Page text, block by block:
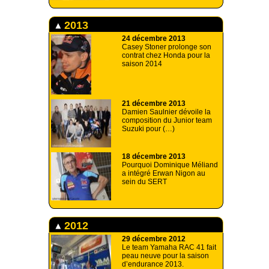
2013
24 décembre 2013
Casey Stoner prolonge son
contrat chez Honda pour la
saison 2014
21 décembre 2013
Damien Saulnier dévoile la
composition du Junior team
Suzuki pour (…)
18 décembre 2013
Pourquoi Dominique Méliand
a intégré Erwan Nigon au
sein du SERT
2012
29 décembre 2012
Le team Yamaha RAC 41 fait
peau neuve pour la saison
d’endurance 2013.